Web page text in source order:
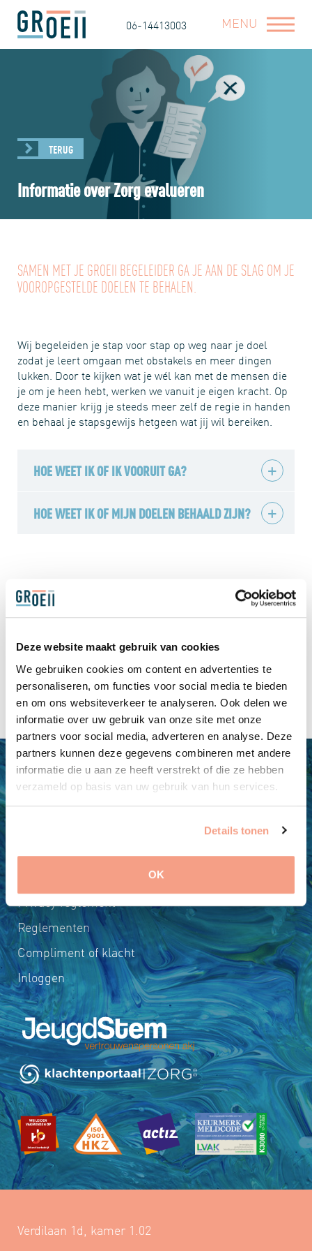
Deze website maakt gebruik van cookies
We gebruiken cookies om content en advertenties te
personaliseren, om functies voor social media te bieden
en om ons websiteverkeer te analyseren. Ook delen we
informatie over uw gebruik van onze site met onze
partners voor social media, adverteren en analyse. Deze
partners kunnen deze gegevens combineren met andere
informatie die u aan ze heeft verstrekt of die ze hebben
verzameld op basis van uw gebruik van hun services.
Details tonen
OK
06-14413003 MENU
TERUG
Informatie over Zorg evalueren
SAMEN MET JE GROEII BEGELEIDER GA JE AAN DE SLAG OM JE
VOOROPGESTELDE DOELEN TE BEHALEN.
Wij begeleiden je stap voor stap op weg naar je doel
zodat je leert omgaan met obstakels en meer dingen
lukken. Door te kijken wat je wél kan met de mensen die
je om je heen hebt, werken we vanuit je eigen kracht. Op
deze manier krijg je steeds meer zelf de regie in handen
en behaal je stapsgewijs hetgeen wat jij wil bereiken.
HOE WEET IK OF IK VOORUIT GA?
HOE WEET IK OF MIJN DOELEN BEHAALD ZIJN?
een klanttevredenheidsonderzoek. Wij vinden het heel
belangrijk dat jij tevreden bent en nemen dit onderzoek
over jouw begeleiding, betekent dit ook dat je er het
maximale uit kunt halen.
Privacy reglement
Reglementen
Compliment of klacht
Inloggen
Verdilaan 1d, kamer 1.02